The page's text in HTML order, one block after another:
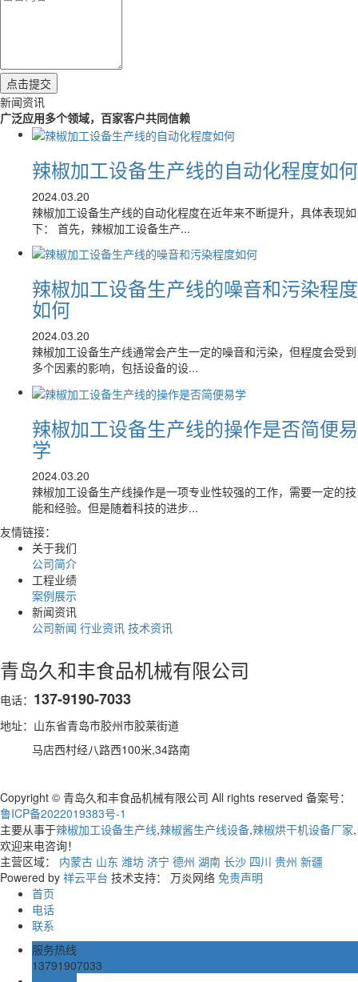
新闻资讯
广泛应用多个领域，百家客户共同信赖
辣椒加工设备生产线的自动化程度如何
2024.03.20
辣椒加工设备生产线的自动化程度在近年来不断提升，具体表现如
下： 首先，辣椒加工设备生产...
辣椒加工设备生产线的噪音和污染程度
如何
2024.03.20
辣椒加工设备生产线通常会产生一定的噪音和污染，但程度会受到
多个因素的影响，包括设备的设...
辣椒加工设备生产线的操作是否简便易
学
2024.03.20
辣椒加工设备生产线操作是一项专业性较强的工作，需要一定的技
能和经验。但是随着科技的进步...
友情链接：
关于我们
公司简介
工程业绩
案例展示
新闻资讯
公司新闻 行业资讯 技术资讯
青岛久和丰食品机械有限公司
电话： 137-9190-7033
地址：山东省青岛市胶州市胶莱街道
马店西村经八路西100米,34路南
Copyright © 青岛久和丰食品机械有限公司 All rights reserved 备案号：
鲁ICP备2022019383号-1
主要从事于辣椒加工设备生产线,辣椒酱生产线设备,辣椒烘干机设备厂家,
欢迎来电咨询！
主营区域： 内蒙古 山东 潍坊 济宁 德州 湖南 长沙 四川 贵州 新疆
Powered by 祥云平台 技术支持： 万炎网络 免责声明
首页
电话
联系
服务热线
13791907033